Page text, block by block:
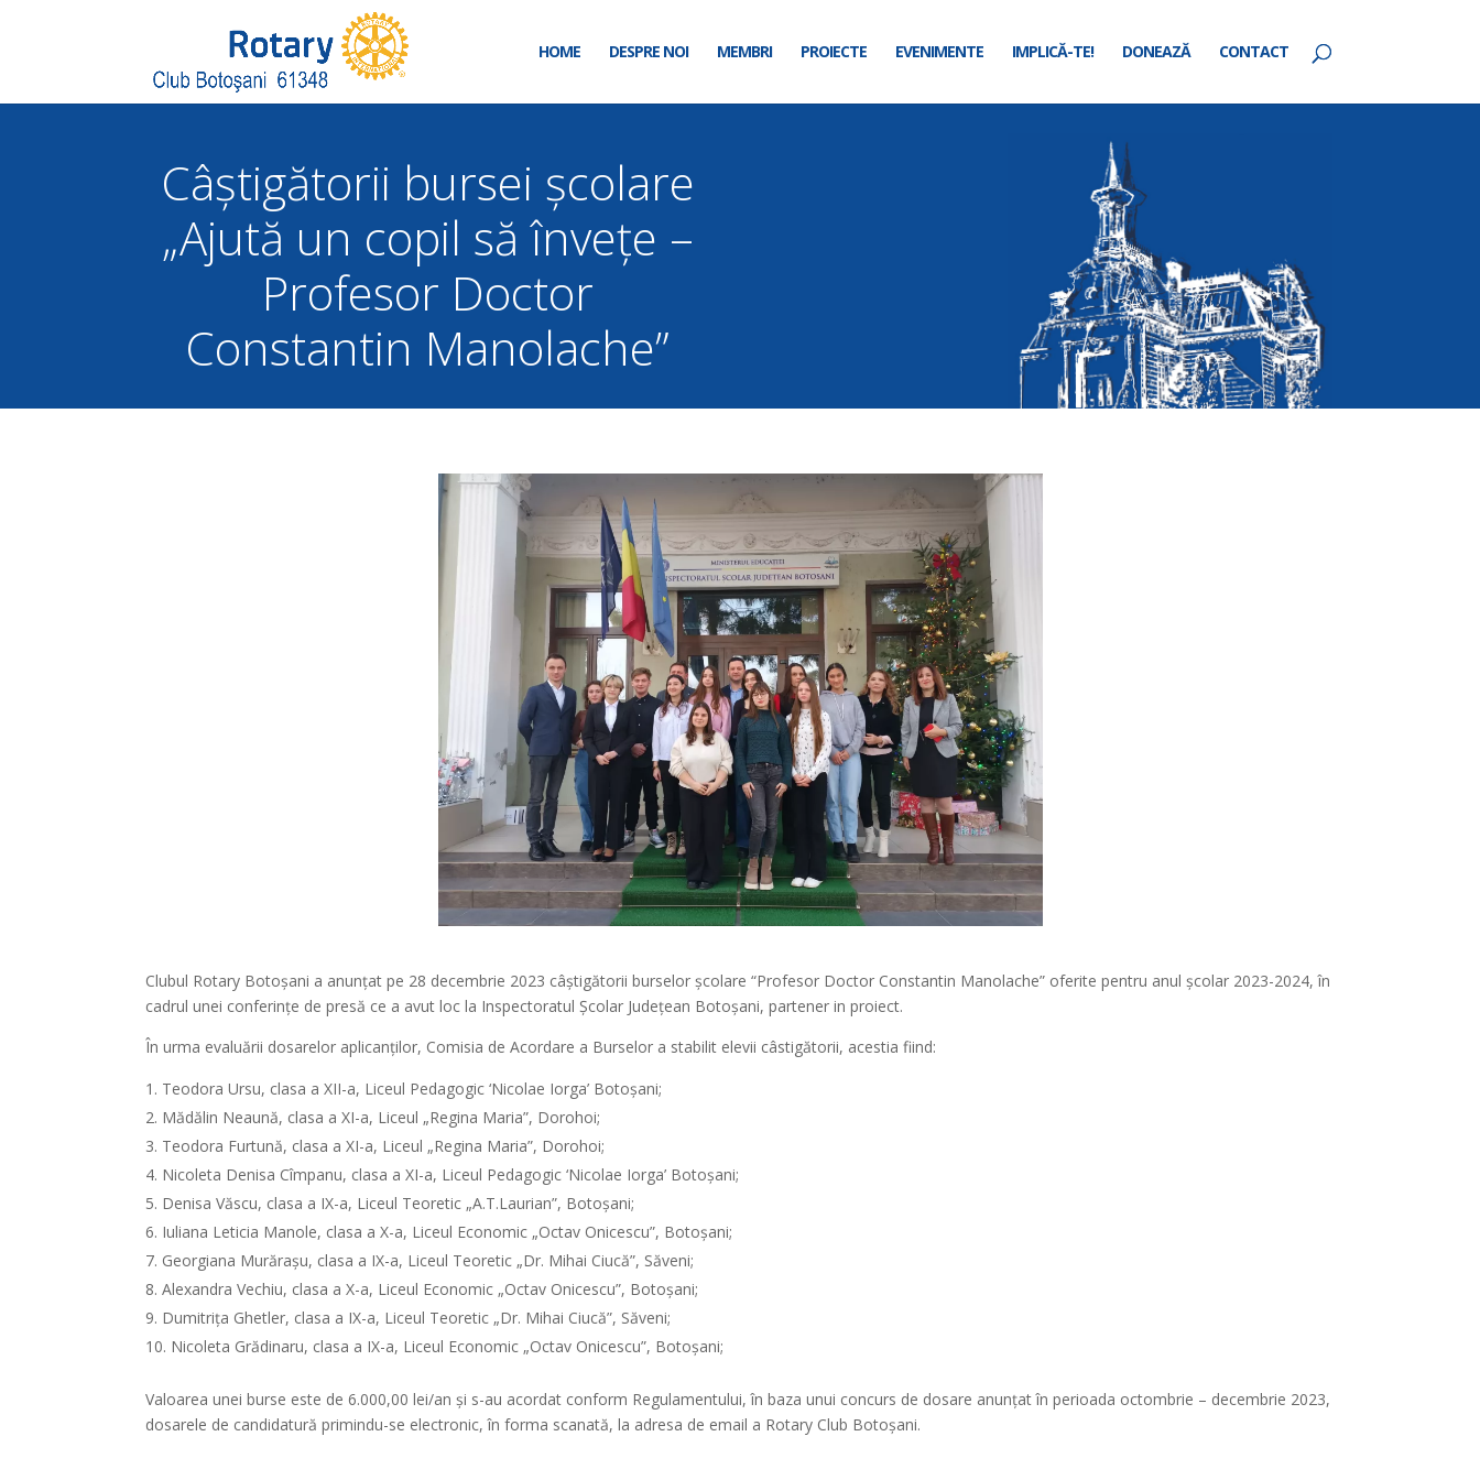
HOME DESPRE NOI MEMBRI PROIECTE EVENIMENTE IMPLICĂ-TE! DONEAZĂ CONTACT
Câștigătorii bursei școlare
„Ajută un copil să învețe –
Profesor Doctor
Constantin Manolache”
Clubul Rotary Botoșani a anunțat pe 28 decembrie 2023 câștigătorii burselor școlare “Profesor Doctor Constantin Manolache” oferite pentru anul școlar 2023-2024, în
cadrul unei conferințe de presă ce a avut loc la Inspectoratul Școlar Județean Botoșani, partener in proiect.
În urma evaluării dosarelor aplicanților, Comisia de Acordare a Burselor a stabilit elevii câstigătorii, acestia fiind:
Teodora Ursu, clasa a XII-a, Liceul Pedagogic ‘Nicolae Iorga’ Botoşani;
Mădălin Neaună, clasa a XI-a, Liceul „Regina Maria”, Dorohoi;
Teodora Furtună, clasa a XI-a, Liceul „Regina Maria”, Dorohoi;
Nicoleta Denisa Cîmpanu, clasa a XI-a, Liceul Pedagogic ‘Nicolae Iorga’ Botoşani;
Denisa Văscu, clasa a IX-a, Liceul Teoretic „A.T.Laurian”, Botoșani;
Iuliana Leticia Manole, clasa a X-a, Liceul Economic „Octav Onicescu”, Botoșani;
Georgiana Murărașu, clasa a IX-a, Liceul Teoretic „Dr. Mihai Ciucă”, Săveni;
Alexandra Vechiu, clasa a X-a, Liceul Economic „Octav Onicescu”, Botoșani;
Dumitrița Ghetler, clasa a IX-a, Liceul Teoretic „Dr. Mihai Ciucă”, Săveni;
Nicoleta Grădinaru, clasa a IX-a, Liceul Economic „Octav Onicescu”, Botoșani;
Valoarea unei burse este de 6.000,00 lei/an și s-au acordat conform Regulamentului, în baza unui concurs de dosare anunțat în perioada octombrie – decembrie 2023,
dosarele de candidatură primindu-se electronic, în forma scanată, la adresa de email a Rotary Club Botoșani.